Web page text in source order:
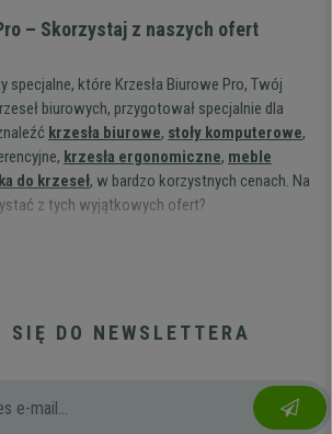
– Skorzystaj z naszych ofert
specjalne, które Krzesła Biurowe Pro, Twój
biurowych, przygotował specjalnie dla
krzesła biurowe, stoły komputerowe,
krzesła ergonomiczne, meble
do krzeseł, w bardzo korzystnych cenach. Na
z tych wyjątkowych ofert?
stanowisko do pracy?
Twoim głównym narzędziem pracy, to on
tak, aby Twoje łokcie znajdowały się na
SIĘ DO NEWSLETTERA